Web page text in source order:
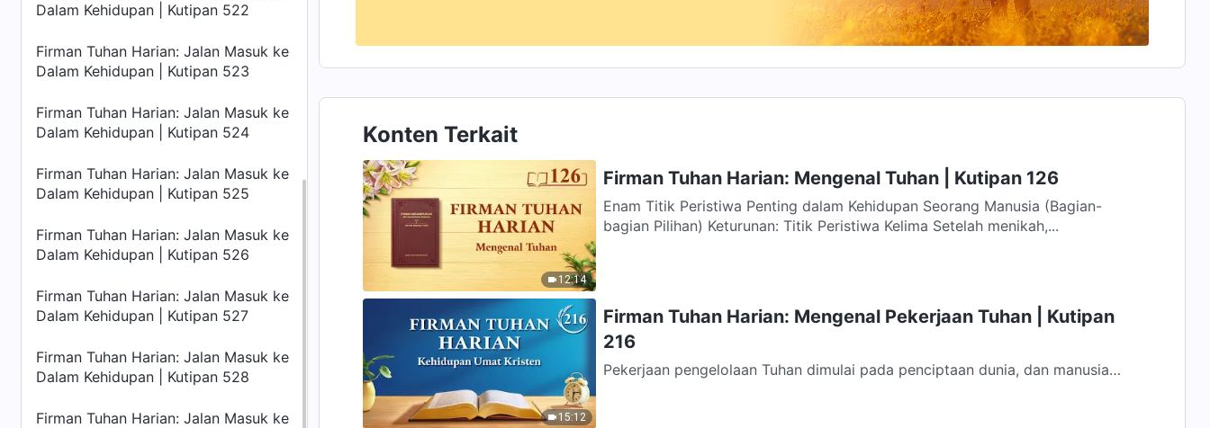
Dalam Kehidupan | Kutipan 522
Firman Tuhan Harian: Jalan Masuk ke
Dalam Kehidupan | Kutipan 523
Firman Tuhan Harian: Jalan Masuk ke
Dalam Kehidupan | Kutipan 524
Firman Tuhan Harian: Jalan Masuk ke
Dalam Kehidupan | Kutipan 525
Firman Tuhan Harian: Jalan Masuk ke
Dalam Kehidupan | Kutipan 526
Firman Tuhan Harian: Jalan Masuk ke
Dalam Kehidupan | Kutipan 527
Firman Tuhan Harian: Jalan Masuk ke
Dalam Kehidupan | Kutipan 528
Firman Tuhan Harian: Jalan Masuk ke
Konten Terkait
12:14
Firman Tuhan Harian: Mengenal Tuhan | Kutipan 126
Enam Titik Peristiwa Penting dalam Kehidupan Seorang Manusia (Bagian-
bagian Pilihan) Keturunan: Titik Peristiwa Kelima Setelah menikah,...
15:12
Firman Tuhan Harian: Mengenal Pekerjaan Tuhan | Kutipan
216
Pekerjaan pengelolaan Tuhan dimulai pada penciptaan dunia, dan manusia